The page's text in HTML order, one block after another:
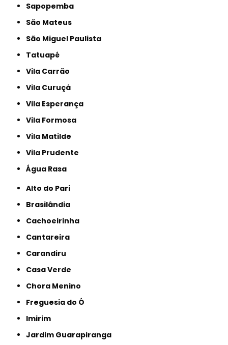
Sapopemba
São Mateus
São Miguel Paulista
Tatuapé
Vila Carrão
Vila Curuçá
Vila Esperança
Vila Formosa
Vila Matilde
Vila Prudente
Água Rasa
Alto do Pari
Brasilândia
Cachoeirinha
Cantareira
Carandiru
Casa Verde
Chora Menino
Freguesia do Ó
Imirim
Jardim Guarapiranga